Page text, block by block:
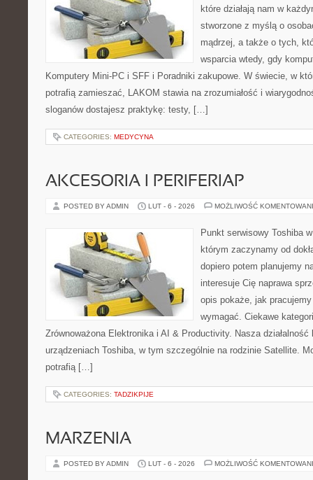
które działają nam w
stworzone z myślą o
mądrzej, a także o tych,
wsparcia wtedy, gdy
Komputery Mini-PC i SFF i Poradniki zakupowe. W świecie, w
potrafią zamieszać, LAKOM stawia na zrozumiałość i
sloganów dostajesz praktykę: testy, […]
CATEGORIES: MEDYCYNA
AKCESORIA I PERIFERIAP
POSTED BY ADMIN LUT - 6 - 2026 MOŻLIWOŚĆ
Punkt serwisowy Toshiba
którym zaczynamy od
dopiero potem planujemy
interesuje Cię naprawa
opis pokaże, jak
wymagać. Ciekawe
Zrównoważona Elektronika i AI & Productivity. Nasza działalność
urządzeniach Toshiba, w tym szczególnie na rodzinie Satellite.
potrafią […]
CATEGORIES: TADZIKPIJE
MARZENIA
POSTED BY ADMIN LUT - 6 - 2026 MOŻLIWOŚĆ